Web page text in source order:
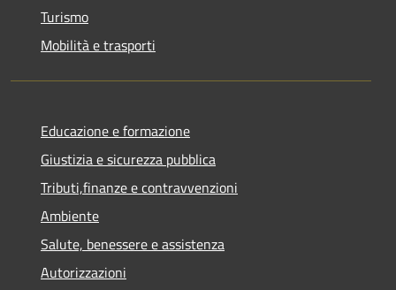
Turismo
Mobilità e trasporti
Educazione e formazione
Giustizia e sicurezza pubblica
Tributi,finanze e contravvenzioni
Ambiente
Salute, benessere e assistenza
Autorizzazioni